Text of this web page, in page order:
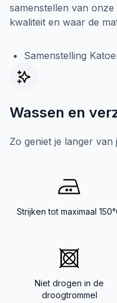
samenstellen van
kwaliteit en waar de
Samenstelling
Wassen en
Zo geniet je langer van
Strijken tot maximaal
Niet drogen in de
droogtrommel